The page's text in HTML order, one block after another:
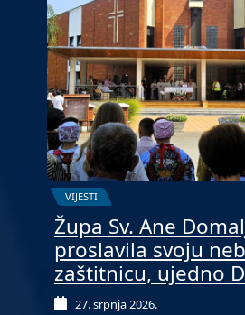
VIJESTI
Župa Sv. Ane
proslavila svoju
zaštitnicu, ujedno
27. srpnja 2026.